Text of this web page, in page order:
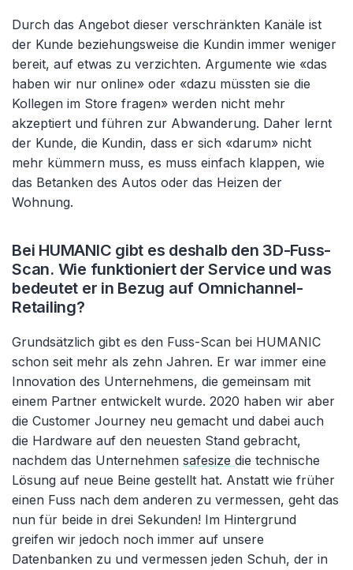
Durch das Angebot dieser verschränkten Kanäle ist
der Kunde beziehungsweise die Kundin immer weniger
bereit, auf etwas zu verzichten. Argumente wie «das
haben wir nur online» oder «dazu müssten sie die
Kollegen im Store fragen» werden nicht mehr
akzeptiert und führen zur Abwanderung. Daher lernt
der Kunde, die Kundin, dass er sich «darum» nicht
mehr kümmern muss, es muss einfach klappen, wie
das Betanken des Autos oder das Heizen der
Wohnung.
Bei HUMANIC gibt es deshalb den 3D-Fuss-
Scan. Wie funktioniert der Service und was
bedeutet er in Bezug auf Omnichannel-
Retailing?
Grundsätzlich gibt es den Fuss-Scan bei HUMANIC
schon seit mehr als zehn Jahren. Er war immer eine
Innovation des Unternehmens, die gemeinsam mit
einem Partner entwickelt wurde. 2020 haben wir aber
die Customer Journey neu gemacht und dabei auch
die Hardware auf den neuesten Stand gebracht,
nachdem das Unternehmen safesize die technische
Lösung auf neue Beine gestellt hat. Anstatt wie früher
einen Fuss nach dem anderen zu vermessen, geht das
nun für beide in drei Sekunden! Im Hintergrund
greifen wir jedoch noch immer auf unsere
Datenbanken zu und vermessen jeden Schuh, der in